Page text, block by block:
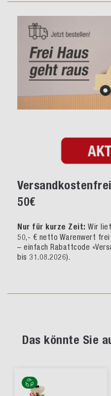
50€
Nur für kurze Zeit: Wir
50,- € netto Warenwert frei
– einfach Rabattcode
bis 31.08.2026).
Das könnte Sie